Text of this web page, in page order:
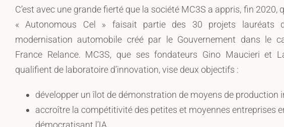
C’est avec une grande fierté que la société MC3S a appris, fin 2020,
« Autonomous Cel » faisait partie des 30 projets lauréats
modernisation automobile créé par le Gouvernement dans le
France Relance. MC3S, que ses fondateurs Gino Maucieri et
qualifient de laboratoire d’innovation, vise deux objectifs :
développer un îlot de démonstration de moyens de production
accroître la compétitivité des petites et moyennes entreprises
démocratisant l’IA